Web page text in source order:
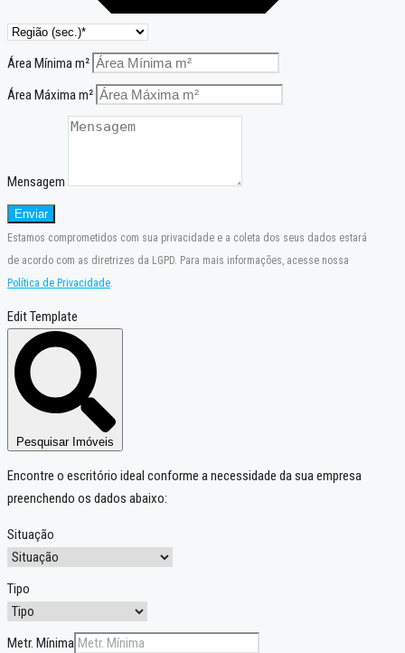
Área Mínima m²
Área Máxima m²
Mensagem
Enviar
Estamos comprometidos com sua privacidade e a coleta dos seus dados estará
de acordo com as diretrizes da LGPD. Para mais informações, acesse nossa
Política de Privacidade.
Edit Template
Pesquisar Imóveis
Encontre o escritório ideal conforme a necessidade da sua empresa
preenchendo os dados abaixo:
Situação
Tipo
Metr. Mínima